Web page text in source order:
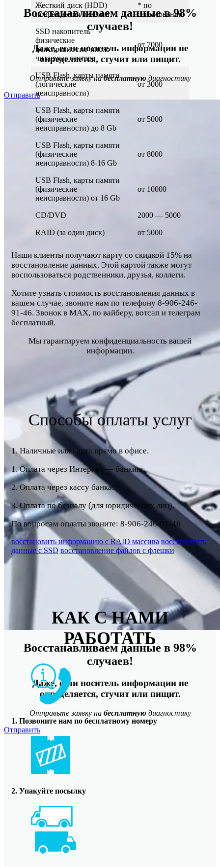
Восстанавливаем данные в 98%
случаев!
Даже, если носитель информации не
определяется, стучит или пищит.
Отправьте заявку набесплатную диагностику
Отправить
Восстанавливаем данные в 98%
случаев!
Даже, если носитель информации не
определяется, стучит или пищит.
Отправьте заявку на бесплатную диагностику
Отправить
Жесткий диск (HDD)
повреждения пластин
* по
согласованию
SSD накопитель
физические
неисправности/ плохо
читаемые сектора
от 7000
USB Flash, карты памяти
(логические
неисправности)
от 3000
USB Flash, карты памяти
(физические
неисправности) до 8 Gb
от 5000
USB Flash, карты памяти
(физические
неисправности) 8-16 Gb
от 8000
USB Flash, карты памяти
(физические
неисправности) от 16 Gb
от 10000
CD/DVD 2000 — 5000
RAID (за один диск) от 5000
Наши клиенты получают карту со скидкой 15% на
восстановление данных. Этой картой также могут
воспользоваться родственники, друзья, коллеги.
Хотите узнать стоимость восстановления данных в
вашем случае, звоните нам по телефону 8-906-246-
91-46. Звонок в MAX, по вайберу, вотсап и телеграм
бесплатный.
Мы гарантируем конфиденциальность вашей
информации.
Способы оплаты услуг
1. Наличные или карта прямо в офисе.
1. Оплата через Интернет — банкинг.
2. Оплата через кассу банка.
3. Оплата по безналу (для юридических лиц).
По вопросам оплаты звоните: 8-906-246-91-46
восстановить информацию с RAID массива восстановить
данные с SSD восстановление файлов с флешки
КАК С НАМИ
РАБОТАТЬ
1. Позвоните нам по бесплатному номеру
2. Упакуйте посылку